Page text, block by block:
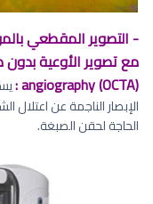
- التصوير المقطعي
angiography (OCTA) :
الإبصار الناجمة عن اعتلال
الحاجة لحقن الصبغة.